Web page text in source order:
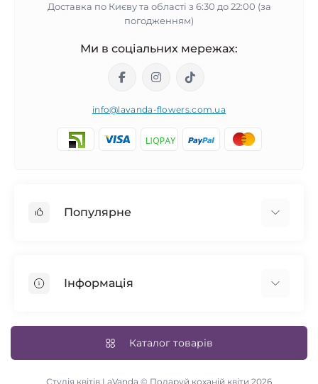
Доставка по Києву та області з 6:30 до 22:00 (за
погодженням)
Ми в соціальних мережах:
info@lavanda-flowers.com.ua
Популярне
14 лютого
Cині троянди
Весільний букет
Інформація
Доставка та оплата
Умови згоди
Зворотній зв’язок
Каталог товарів
Студія квітів LaVanda © Подаруй коханій квіти 2026